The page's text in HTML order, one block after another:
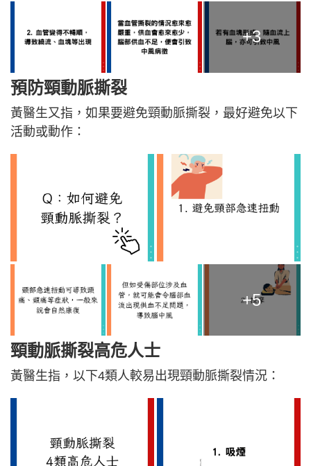
+3
預防頸動脈撕裂
黃醫生又指，如果要避免頸動脈撕裂，最好避免以下
活動或動作：
+5
頸動脈撕裂高危人士
黃醫生指，以下4類人較易出現頸動脈撕裂情況：